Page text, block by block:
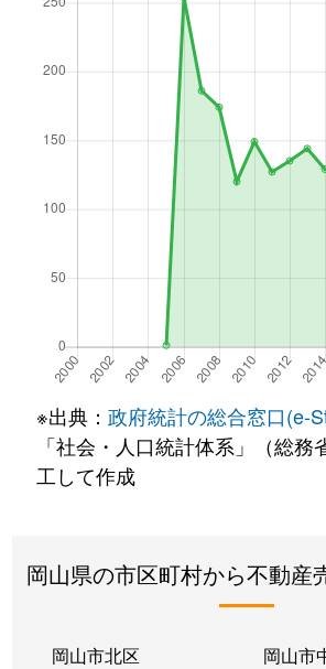
※出典： 政府統計の総合窓口(e-
「社会・人口統計体系」（総務
工して作成
岡山県の市区町村から不動産
岡山市北区 岡山市